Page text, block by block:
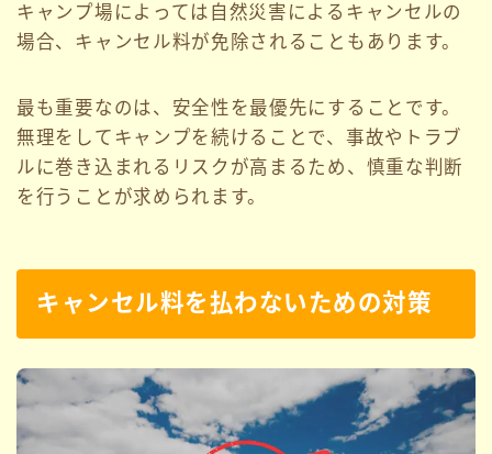
キャンプ場によっては自然災害によるキャンセルの
場合、キャンセル料が免除されることもあります。
最も重要なのは、安全性を最優先にすることです。
無理をしてキャンプを続けることで、事故やトラブ
ルに巻き込まれるリスクが高まるため、慎重な判断
を行うことが求められます。
キャンセル料を払わないための対策